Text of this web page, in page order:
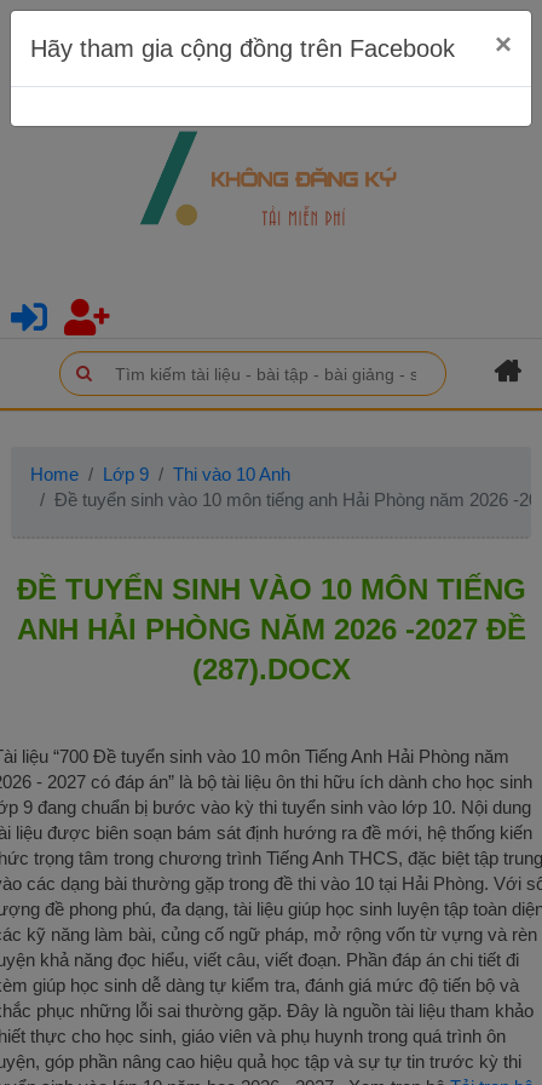
Home Lớp 9
Thi vào 10 Anh
Đề tuyển sinh vào 10 môn tiếng anh Hải Phòng năm 2026 -
ĐỀ TUYỂN SINH VÀO 10 MÔN TIẾNG
ANH HẢI PHÒNG NĂM 2026 -2027 ĐỀ
(287).DOCX
liệu “700 Đề tuyển sinh vào 10 môn Tiếng Anh Hải Phòng năm
- 2027 có đáp án” là bộ tài liệu ôn thi hữu ích dành cho học sinh
9 đang chuẩn bị bước vào kỳ thi tuyển sinh vào lớp 10. Nội dung
liệu được biên soạn bám sát định hướng ra đề mới, hệ thống kiến
trọng tâm trong chương trình Tiếng Anh THCS, đặc biệt tập trung
các dạng bài thường gặp trong đề thi vào 10 tại Hải Phòng. Với
đề phong phú, đa dạng, tài liệu giúp học sinh luyện tập toàn
kỹ năng làm bài, củng cố ngữ pháp, mở rộng vốn từ vựng và rèn
khả năng đọc hiểu, viết câu, viết đoạn. Phần đáp án chi tiết đi
giúp học sinh dễ dàng tự kiểm tra, đánh giá mức độ tiến bộ và
phục những lỗi sai thường gặp. Đây là nguồn tài liệu tham khảo
thực cho học sinh, giáo viên và phụ huynh trong quá trình ôn
góp phần nâng cao hiệu quả học tập và sự tự tin trước kỳ thi
Hãy tham gia cộng đồng trên Facebook ×